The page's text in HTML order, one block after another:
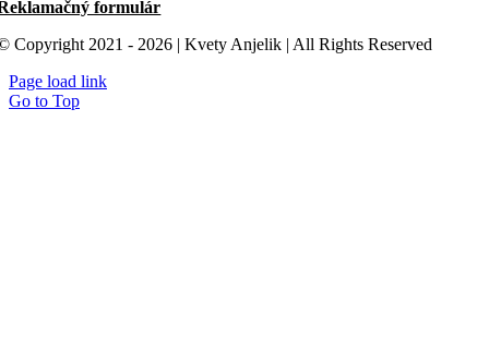
formulár
Copyright 2021 - 2026 | Kvety Anjelik | All Rights Reserved
Page load link
Go to Top